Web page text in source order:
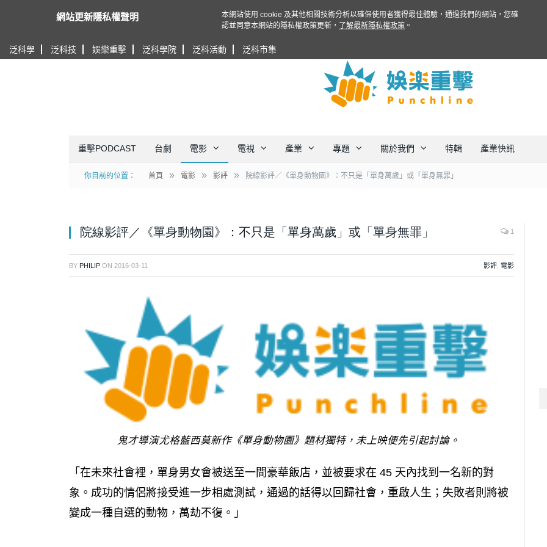
泛科學 泛科技 娛樂重擊 泛科學院 泛科活動 泛科市集
重擊PODCAST 台劇 電影 電視 產業 專題 關於我們 特輯 產業快訊
你目前的位置： 首頁 » 電影 » 影評 » 院線影評／《單身動物園》：不只是「單身萬歲」或「單身無罪」
院線影評／《單身動物園》：不只是「單身萬歲」或「單身無罪」 1
BY PHILIP ON 2016-03-11 影評, 電影
鬼才導演尤格藍西莫新作《單身動物園》題材獨特，未上映便先引起討論。
「在未來社會裡，單身男女會被送至一間豪華飯店，並被要求在 45 天內找到一名新的對
象。成功的情侶將接受進一步相處測試，通過的話得以回歸社會，重啟人生；失敗者則將被
變成一種自選的動物，萬劫不復。」
網站更新隱私權聲明
本網站使用 cookie 及其他相關技術分析以確保使用者獲得最佳體驗，通過我們的網站，您確
認並同意本網站的隱私權政策更新，
了解最新隱私權政策 。